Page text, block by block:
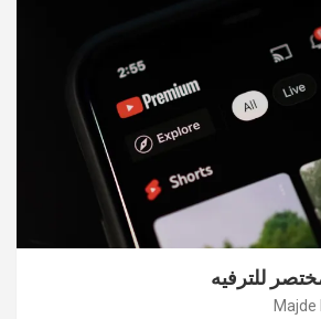
للترفيه
Majde